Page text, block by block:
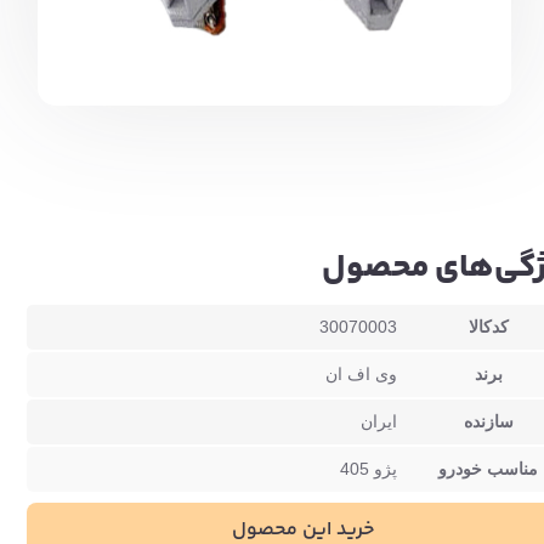
محصول
کدکالا 30070003
برند وی اف ان
سازنده ایران
مناسب خودرو پژو 405
خرید این محصول